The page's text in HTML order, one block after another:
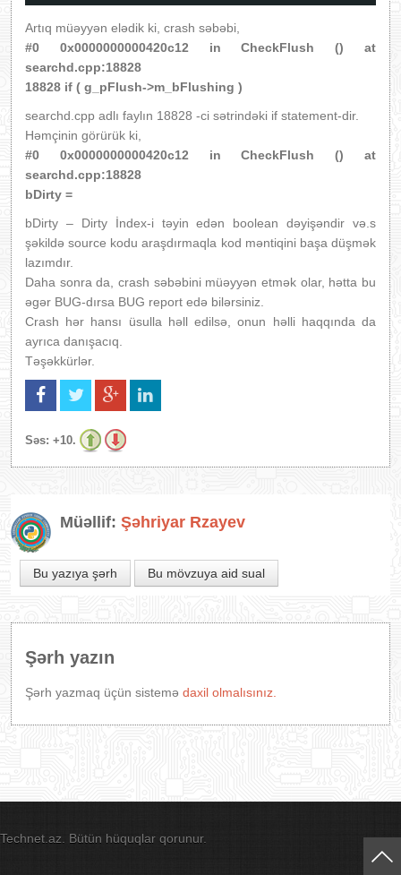
Artıq müəyyən elədik ki, crash səbəbi,
#0 0x0000000000420c12 in CheckFlush () at
searchd.cpp:18828
18828 if ( g_pFlush->m_bFlushing )
searchd.cpp adlı faylın 18828 -ci sətrindəki if statement-dir.
Həmçinin görürük ki,
#0 0x0000000000420c12 in CheckFlush () at
searchd.cpp:18828
bDirty =
bDirty – Dirty İndex-i təyin edən boolean dəyişəndir və.s
şəkildə source kodu araşdırmaqla kod məntiqini başa düşmək
lazımdır.
Daha sonra da, crash səbəbini müəyyən etmək olar, hətta bu
əgər BUG-dırsa BUG report edə bilərsiniz.
Crash hər hansı üsulla həll edilsə, onun həlli haqqında da
ayrıca danışacıq.
Təşəkkürlər.
Səs: +10.
Müəllif: Şəhriyar Rzayev
Bu yazıya şərh Bu mövzuya aid sual
Şərh yazın
Şərh yazmaq üçün sistemə daxil olmalısınız.
Technet.az. Bütün hüquqlar qorunur.